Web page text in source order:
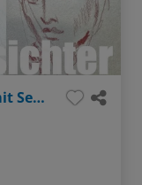
After Work: "Offenes Atelier" mit Sebastian - Thema: Gesichter ganz einfach (Bleistift / Aquarellstifte)